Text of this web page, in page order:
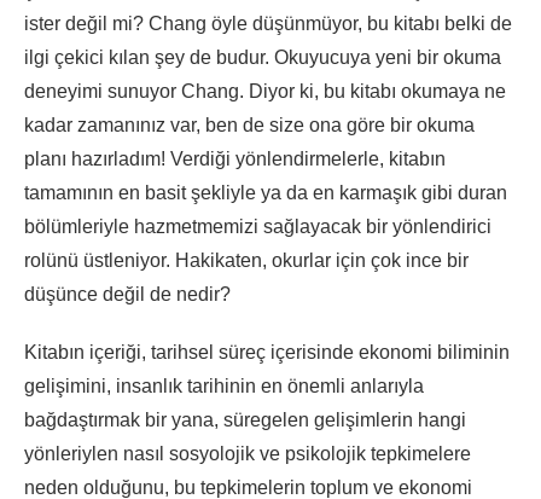
ister değil mi? Chang öyle düşünmüyor, bu kitabı belki de
ilgi çekici kılan şey de budur. Okuyucuya yeni bir okuma
deneyimi sunuyor Chang. Diyor ki, bu kitabı okumaya ne
kadar zamanınız var, ben de size ona göre bir okuma
planı hazırladım! Verdiği yönlendirmelerle, kitabın
tamamının en basit şekliyle ya da en karmaşık gibi duran
bölümleriyle hazmetmemizi sağlayacak bir yönlendirici
rolünü üstleniyor. Hakikaten, okurlar için çok ince bir
düşünce değil de nedir?
Kitabın içeriği, tarihsel süreç içerisinde ekonomi biliminin
gelişimini, insanlık tarihinin en önemli anlarıyla
bağdaştırmak bir yana, süregelen gelişimlerin hangi
yönleriylen nasıl sosyolojik ve psikolojik tepkimelere
neden olduğunu, bu tepkimelerin toplum ve ekonomi